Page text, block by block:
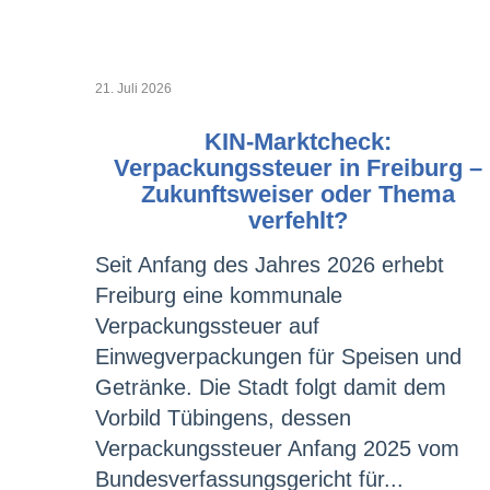
21. Juli 2026
KIN-Marktcheck:
Verpackungssteuer in Freiburg –
Zukunftsweiser oder Thema
verfehlt?
Seit Anfang des Jahres 2026 erhebt
Freiburg eine kommunale
Verpackungssteuer auf
Einwegverpackungen für Speisen und
Getränke. Die Stadt folgt damit dem
Vorbild Tübingens, dessen
Verpackungssteuer Anfang 2025 vom
Bundesverfassungsgericht für...